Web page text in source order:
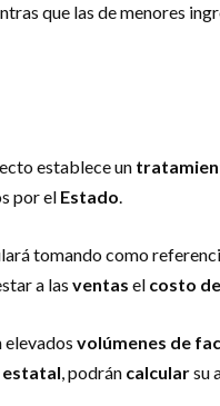
que las de menores
establece un
por el Estado.
tomando como
a las ventas el costo
elevados volúmenes de
estatal, podrán calcularsu